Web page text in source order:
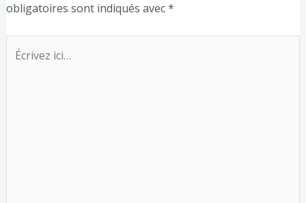
obligatoires sont indiqués avec*
Écrivez